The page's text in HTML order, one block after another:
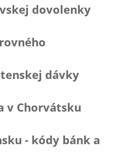
dovolenky
dávky
v Chorvátsku
- kódy bánk a